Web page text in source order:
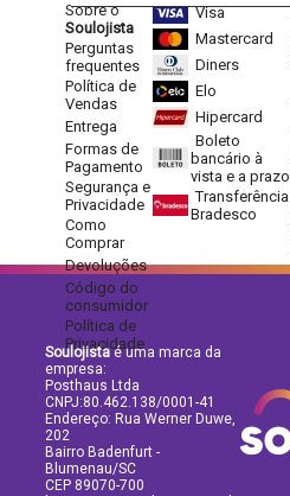
Sobre o
Soulojista
Perguntas
frequentes
Política de
Vendas
Entrega
Formas de
Pagamento
Segurança e
Privacidade
Como
Comprar
Devoluções
Código do
consumidor
Política de
Privacidade
Visa
Mastercard
Diners
Elo
Hipercard
Boleto
bancário à
vista e a prazo
Transferência
Bradesco
Soulojistaé uma marca da
empresa:
Posthaus Ltda
CNPJ:80.462.138/0001-41
Endereço: Rua Werner Duwe,
202
Bairro Badenfurt -
Blumenau/SC
CEP 89070-700